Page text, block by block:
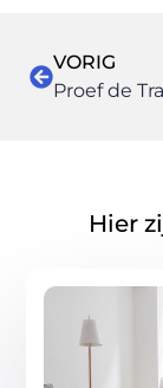
VORIG
Hier